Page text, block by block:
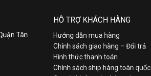
Tân
HỖ TRỢ KHÁCH HÀNG
Hướng dẫn mua hàng
Chính sách giao hàng – Đổi trả
Hình thức thanh toán
Chính sách ship hàng toàn quốc